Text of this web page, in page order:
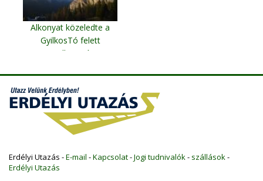
Alkonyat közeledte a
GyilkosTó felett
Gyilkos Tó
Erdélyi Utazás -E-mail -Kapcsolat-Jogi tudnivalók- szállások-
Erdélyi Utazás